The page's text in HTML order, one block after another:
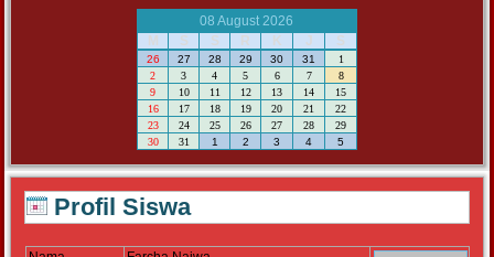
08 August 2026
M
S S R K J S
26 27 28 29 30 31
1
2
3 4 5 6 7
8
9
10 11 12 13 14
15
16
17 18 19 20 21
22
23
24 25 26 27 28
29
30
31 1 2 3 4 5
Profil Siswa